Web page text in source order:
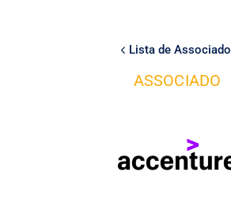
Lista de
ASSOCIADO